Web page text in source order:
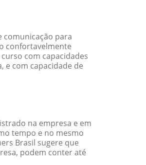
comunicação para
confortavelmente
com capacidades
e com capacidade de
na empresa e em
tempo e no mesmo
Brasil sugere que
podem conter até